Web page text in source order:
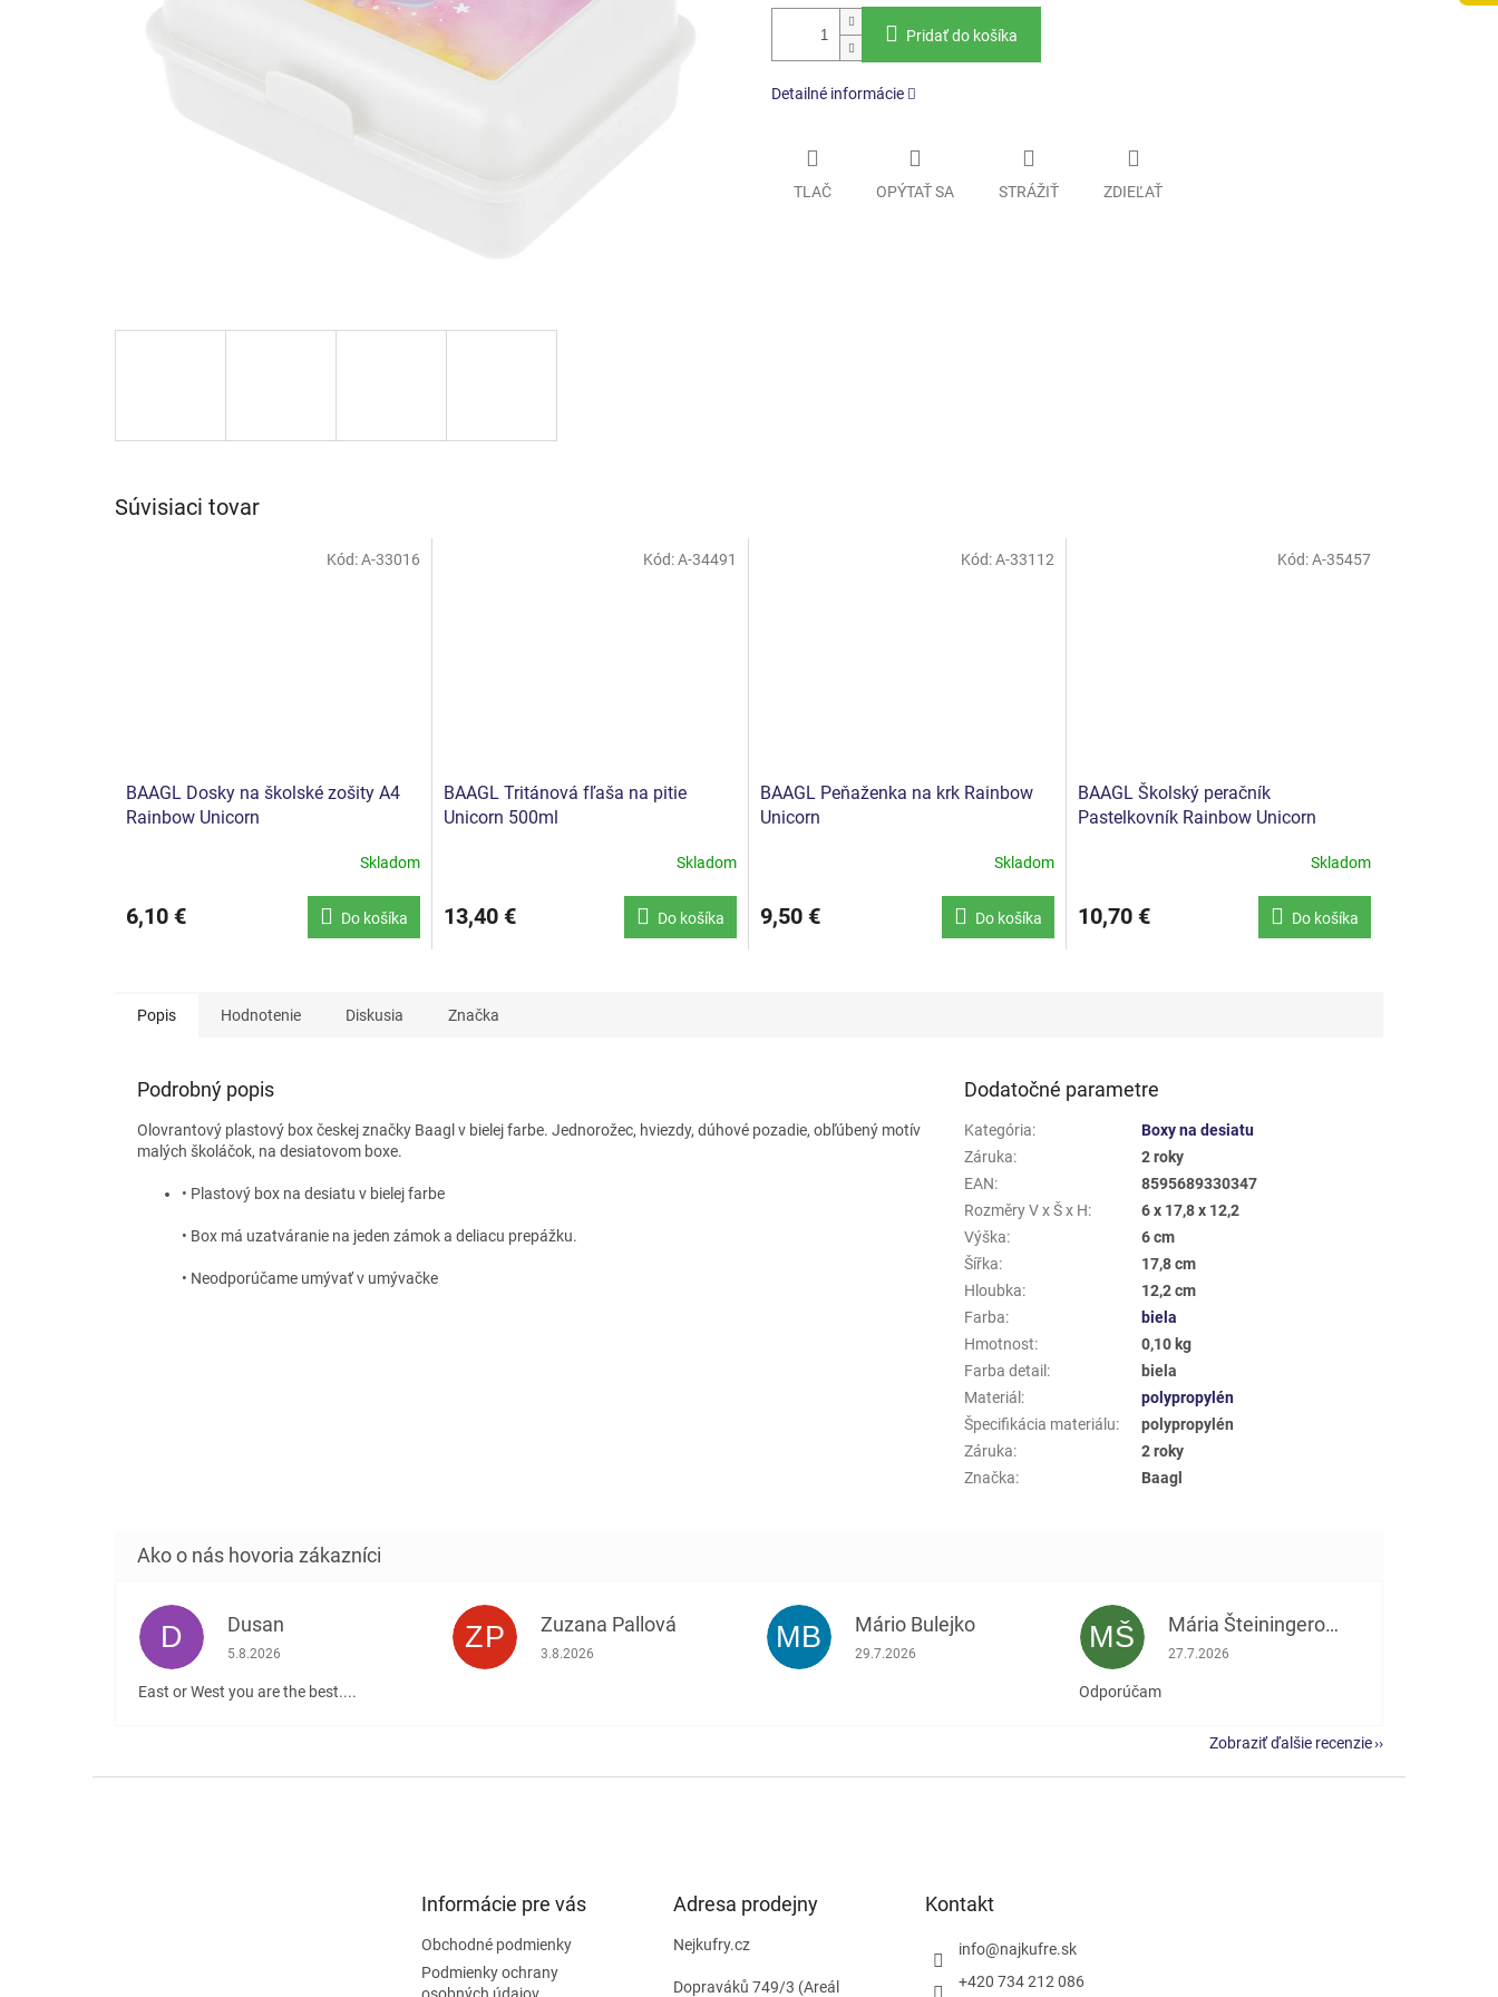
Pridať do košíka
Detailné informácie
TLAČ OPÝTAŤ SA STRÁŽIŤ ZDIEĽAŤ
Súvisiaci tovar
BAAGL Dosky na školské zošity A4
Rainbow Unicorn
Skladom
6,10 € Do košíka
Kód:A-33016
BAAGL Tritánová fľaša na pitie
Unicorn 500ml
Skladom
13,40 € Do košíka
Kód:A-34491
BAAGL Peňaženka na krk Rainbow
Unicorn
Skladom
9,50 € Do košíka
Kód:A-33112
BAAGL Školský peračník
Pastelkovník Rainbow Unicorn
Skladom
10,70 € Do košíka
Kód:A-35457
Popis Hodnotenie Diskusia Značka
Podrobný popis
Olovrantový plastový box českej značky Baagl v bielej farbe. Jednorožec, hviezdy, dúhové pozadie, obľúbený motív
malých školáčok, na desiatovom boxe.
• Plastový box na desiatu v bielej farbe
• Box má uzatváranie na jeden zámok a deliacu prepážku.
• Neodporúčame umývať v umývačke
Dodatočné parametre
Kategória:
Boxy na desiatu
Záruka:
2 roky
EAN:
8595689330347
Rozměry V x Š x H:
6 x 17,8 x 12,2
Výška:
6 cm
Šířka:
17,8 cm
Hloubka:
12,2 cm
Farba:
biela
Hmotnost:
0,10 kg
Farba detail :
biela
Materiál :
polypropylén
Špecifikácia materiálu:
polypropylén
Záruka:
2 roky
Značka: Baagl
D Dusan
Hodnotenie obchodu je 5 z 5 hviezdičiek.
5.8.2026
East or West you are the best....
ZP Zuzana Pallová
Hodnotenie obchodu je 5 z 5 hviezdičiek.
3.8.2026 MB Mário Bulejko
Hodnotenie obchodu je 5 z 5 hviezdičiek.
29.7.2026 MŠ Mária Šteiningerová
Hodnotenie obchodu je 5 z 5 hviezdičiek.
27.7.2026
Odporúčam
Zobraziť ďalšie recenzie
Informácie pre vás
Obchodné podmienky
Podmienky ochrany
Adresa prodejny
Nejkufry.cz
Dopraváků 749/3 (Areál
Kontakt
info@najkufre.sk
+420 734 212 086